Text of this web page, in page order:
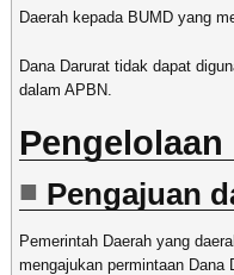
Daerah kepada BUMD yang
Dana Darurat tidak dapat
dalam APBN.
Pengelolaan
Pengajuan
Pemerintah Daerah yang
mengajukan permintaan Dana